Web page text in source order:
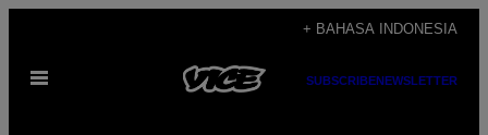
content
+ BAHASA INDONESIA
Open
SUBSCRIBENEWSLETTER